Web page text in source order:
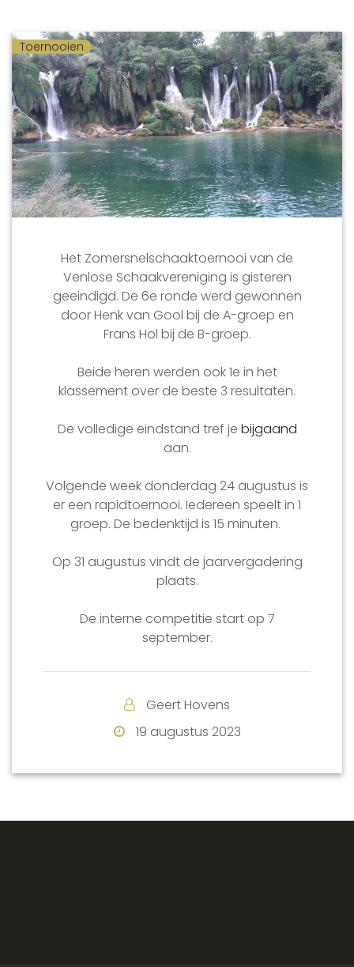
Toernooien
Het Zomersnelschaaktoernooi van de
Venlose Schaakvereniging is gisteren
geeindigd. De 6e ronde werd gewonnen
door Henk van Gool bij de A-groep en
Frans Hol bij de B-groep.
Beide heren werden ook 1e in het
klassement over de beste 3 resultaten.
De volledige eindstand tref je bijgaand
aan.
Volgende week donderdag 24 augustus is
er een rapidtoernooi. Iedereen speelt in 1
groep. De bedenktijd is 15 minuten.
Op 31 augustus vindt de jaarvergadering
plaats.
De interne competitie start op 7
september.
Geert Hovens
19 augustus 2023